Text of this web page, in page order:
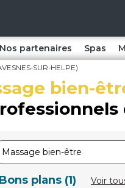
Nos partenaires Spas
SUR-HELPE)
bien-
Bons plans (1) Voir